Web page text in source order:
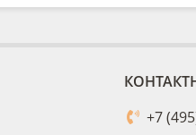
+7